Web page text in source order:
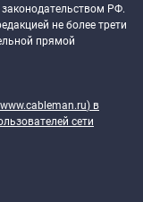
РФ.
не более трети
прямой
www.cableman.ru) в
сети